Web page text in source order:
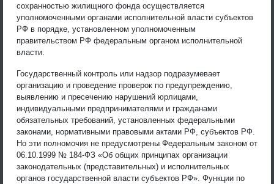
сохранностью жилищного фонда осуществляется
уполномоченными органами исполнительной власти субъектов
РФ в порядке, установленном уполномоченным
правительством РФ федеральным органом исполнительной
власти.
Государственный контроль или надзор подразумевает
организацию и проведение проверок по предупреждению,
выявлению и пресечению нарушений юрлицами,
индивидуальными предпринимателями и гражданами
обязательных требований, установленных федеральными
законами, нормативными правовыми актами РФ, субъектов РФ.
Но эти полномочия не предусмотрены Федеральным законом от
06.10.1999 № 184-ФЗ «Об общих принципах организации
законодательных (представительных) и исполнительных
органов государственной власти субъектов РФ». Функции по